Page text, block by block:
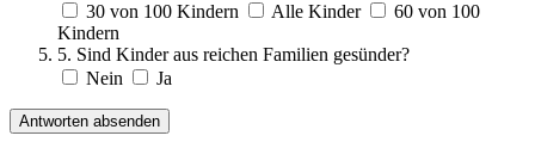
30 von 100 Kindern
Alle Kinder
60 von 100
Kindern
5. Sind Kinder aus reichen Familien gesünder?
Nein
Ja
Antworten absenden